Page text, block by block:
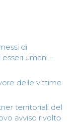
di
umani –
delle vittime
territoriali del
avviso rivolto